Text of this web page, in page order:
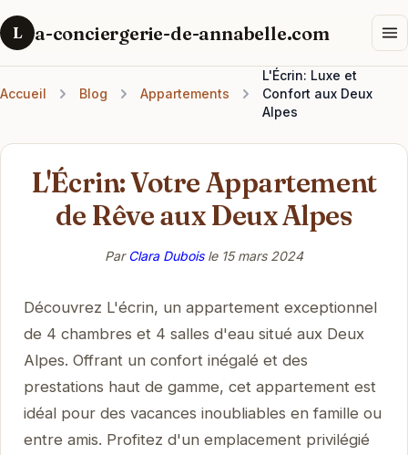
L a-conciergerie-de-annabelle.com
Accueil Blog Appartements
L'Écrin: Luxe et
Confort aux Deux
Alpes
L'Écrin: Votre Appartement
de Rêve aux Deux Alpes
ParClara Duboisle 15 mars 2024
Découvrez L'écrin, un appartement exceptionnel
de 4 chambres et 4 salles d'eau situé aux Deux
Alpes. Offrant un confort inégalé et des
prestations haut de gamme, cet appartement est
idéal pour des vacances inoubliables en famille ou
entre amis. Profitez d'un emplacement privilégié